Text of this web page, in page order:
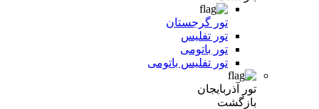
تور گرجستان
تور تفلیس
تور باتومی
تور تفلیس باتومی
تور آذربایجان
بازگشت